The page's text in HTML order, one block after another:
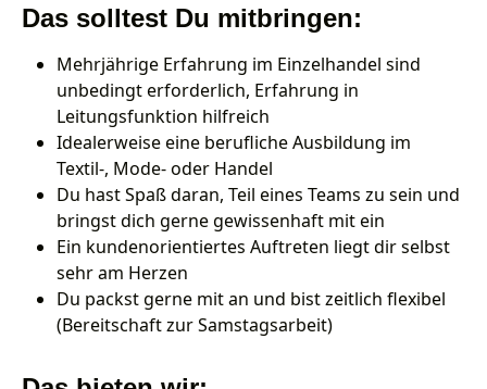
Das solltest Du mitbringen:
Mehrjährige Erfahrung im Einzelhandel sind
unbedingt erforderlich, Erfahrung in
Leitungsfunktion hilfreich
Idealerweise eine berufliche Ausbildung im
Textil-, Mode- oder Handel
Du hast Spaß daran, Teil eines Teams zu sein und
bringst dich gerne gewissenhaft mit ein
Ein kundenorientiertes Auftreten liegt dir selbst
sehr am Herzen
Du packst gerne mit an und bist zeitlich flexibel
(Bereitschaft zur Samstagsarbeit)